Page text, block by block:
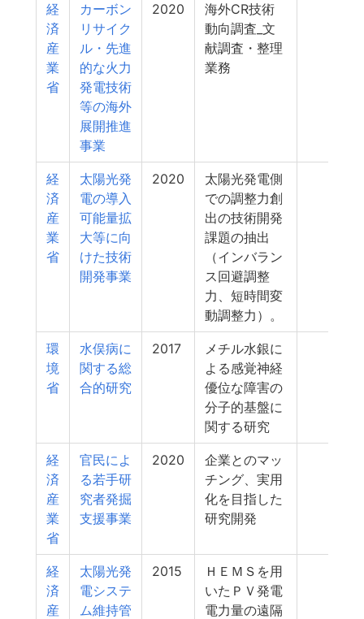
経
済
産
業
省
カーボン
リサイク
ル・先進
的な火力
発電技術
等の海外
展開推進
事業
2020
海外CR技術
動向調査_文
献調査・整理
業務
経
済
産
業
省
太陽光発
電の導入
可能量拡
大等に向
けた技術
開発事業
2020
太陽光発電側
での調整力創
出の技術開発
課題の抽出
（インバラン
ス回避調整
力、短時間変
動調整力）。
環
境
省
水俣病に
関する総
合的研究
2017
メチル水銀に
よる感覚神経
優位な障害の
分子的基盤に
関する研究
経
済
産
業
省
官民によ
る若手研
究者発掘
支援事業
2020
企業とのマッ
チング、実用
化を目指した
研究開発
経
済
産
太陽光発
電システ
ム維持管
2015
ＨＥＭＳを用
いたＰＶ発電
電力量の遠隔